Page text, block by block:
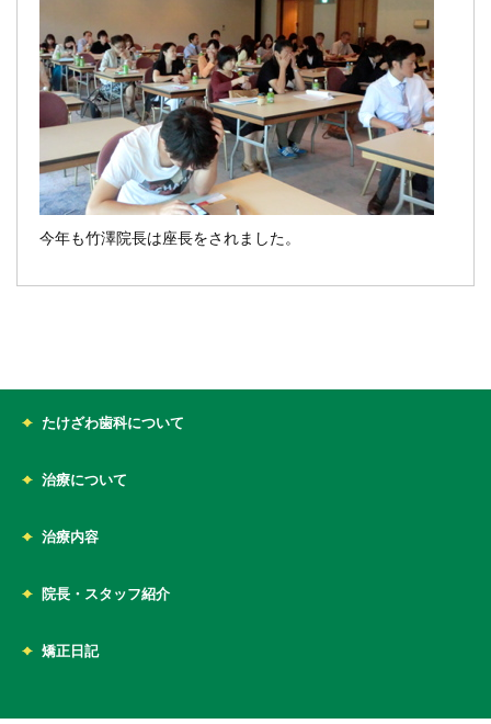
今年も竹澤院長は座長をされました。
たけざわ歯科について
治療について
治療内容
院長・スタッフ紹介
矯正日記